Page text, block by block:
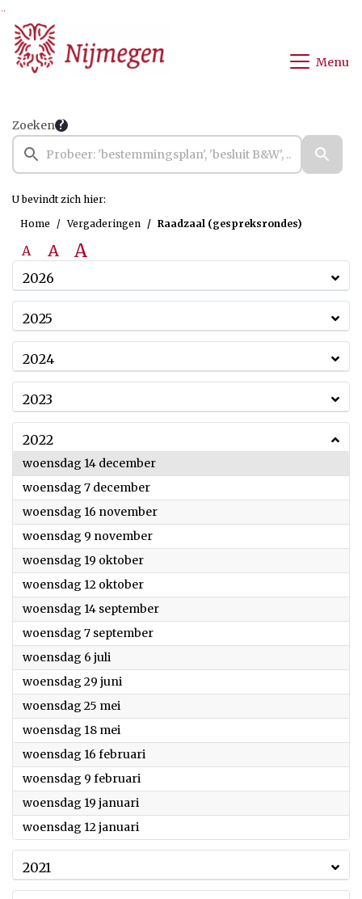
Menu
Zoeken
U bevindt zich hier:
Home
Vergaderingen Raadzaal (gespreksrondes)
A A A
2026
2025
2024
2023
2022
woensdag 14 december2022
woensdag 7 december2022
woensdag 16 november2022
woensdag 9 november2022
woensdag 19 oktober2022
woensdag 12 oktober2022
woensdag 14 september2022
woensdag 7 september2022
woensdag 6 juli
woensdag 29 juni
woensdag 25 mei
woensdag 18 mei
woensdag 16 februari
woensdag 9 februari
woensdag 19 januari
woensdag 12 januari
2021